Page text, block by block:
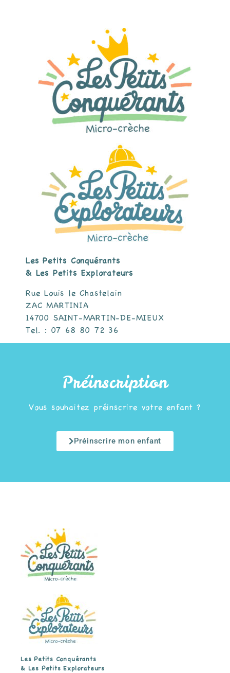
Les Petits Conquérants
& Les Petits Explorateurs
Rue Louis le Chastelain
ZAC MARTINIA
14700 SAINT-MARTIN-DE-MIEUX
Tel. : 07 68 80 72 36
Préinscription
Vous souhaitez préinscrire votre enfant ?
Préinscrire mon enfant
Les Petits Conquérants
& Les Petits Explorateurs